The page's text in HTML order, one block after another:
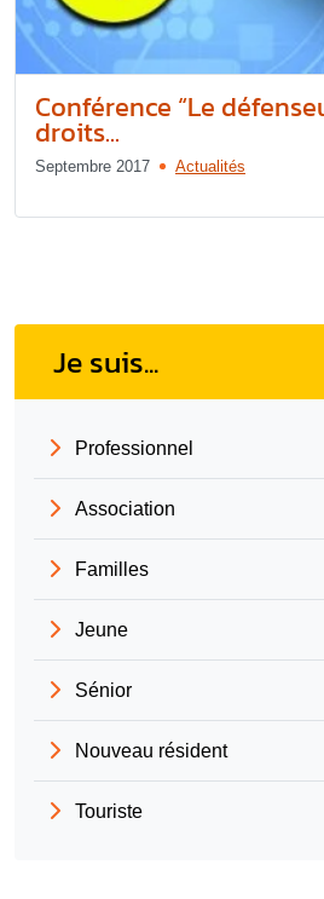
Conférence “Le
droits...
Septembre 2017 Actualités
Je suis...
Professionnel
Association
Familles
Jeune
Sénior
Nouveau résident
Touriste